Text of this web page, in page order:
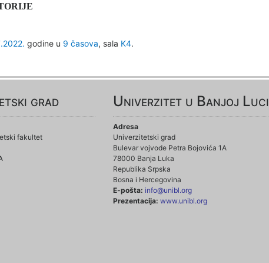
.2022. godine u 9 časova, sala K4.
grad
fakultet
Univerzitet u Banjoj Luci
Adresa
Univerzitetski grad
Bulevar vojvode Petra Bojovića 1A
78000 Banja Luka
Republika Srpska
Bosna i Hercegovina
E-pošta: info@unibl.org
Prezentacija: www.unibl.org